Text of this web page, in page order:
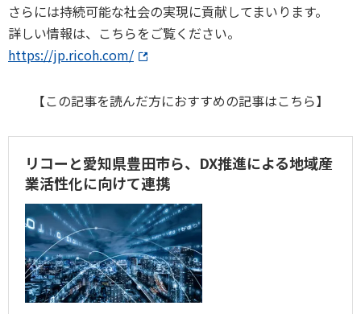
さらには持続可能な社会の実現に貢献してまいります。
詳しい情報は、こちらをご覧ください。
https://jp.ricoh.com/
【この記事を読んだ方におすすめの記事はこちら】
リコーと愛知県豊田市ら、DX推進による地域産
業活性化に向けて連携